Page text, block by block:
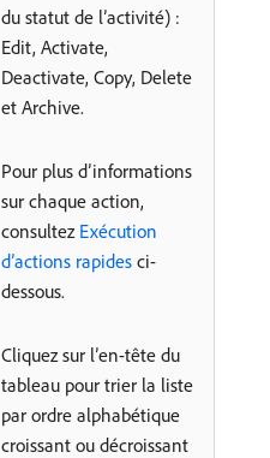
du statut de l’activité) :
Edit, Activate,
Deactivate, Copy, Delete
et Archive.
Pour plus d’informations
sur chaque action,
consultez Exécution
d’actions rapides ci-
dessous.
Cliquez sur l’en-tête du
tableau pour trier la liste
par ordre alphabétique
croissant ou décroissant